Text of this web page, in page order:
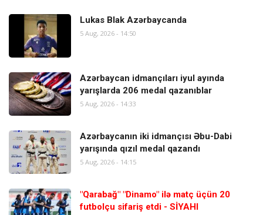
Lukas Blak Azərbaycanda
5 Aug, 2026 - 14:50
Azərbaycan idmançıları iyul ayında
yarışlarda 206 medal qazanıblar
5 Aug, 2026 - 14:33
Azərbaycanın iki idmançısı Əbu-Dabi
yarışında qızıl medal qazandı
5 Aug, 2026 - 14:15
"Qarabağ" "Dinamo" ilə matç üçün 20
futbolçu sifariş etdi - SİYAHI